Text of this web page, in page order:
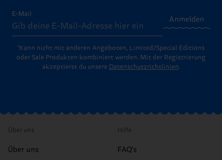
E-Mail
Anmelden
*Kann nicht mit anderen Angeboten, Limited/Special Editions
oder Sale Produkten kombiniert werden. Mit der Registrierung
akzeptierst du unsere Datenschutzrichtlinien.
Über uns
Über uns
Hilfe
FAQ's